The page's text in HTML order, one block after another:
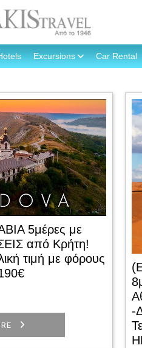
Excursions Car Rental
5μέρες με
από Κρήτη!
τιμή με φόρους
-